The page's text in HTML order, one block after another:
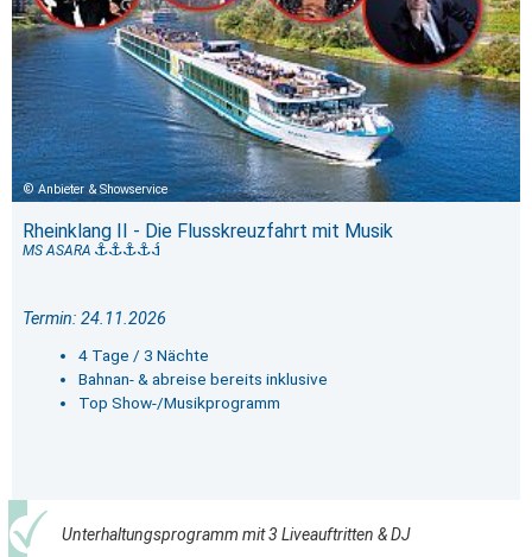
Anbieter & Showservice
Rheinklang II - Die Flusskreuzfahrt mit Musik
MS ASARA
Termin: 24.11.2026
4 Tage / 3 Nächte
Bahnan- & abreise bereits inklusive
Top Show-/Musikprogramm
Unterhaltungsprogramm mit 3 Liveauftritten & DJ